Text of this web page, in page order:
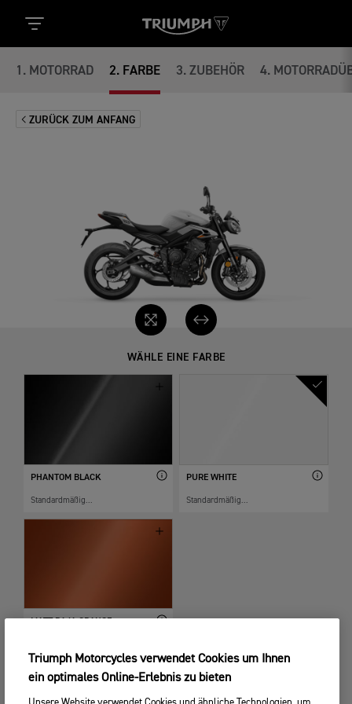
1 . MOTORRAD 2. FARBE 3. ZUBEHÖR 4.
ZURÜCK ZUM ANFANG
WÄHLE EINE FARBE
PHANTOM BLACK
Standardmäßig...
PURE WHITE
Standardmäßig...
Triumph Motorcycles verwendet Cookies um Ihnen
ein optimales Online-Erlebnis zu bieten